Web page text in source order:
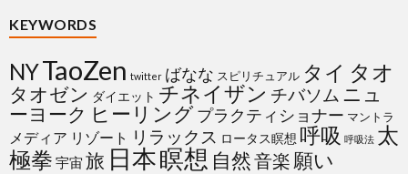
KEYWORDS
NYTaoZen twitter ばなな スピリチュアル タイ タオ
タオゼン ダイエット チネイザン チバソム ニュ
ーヨーク ヒーリングプラクティショナー マントラ
メディア リゾート リラックス ロータス瞑想 呼吸 呼吸法 太
極拳 宇宙 旅 日本瞑想 自然音楽 願い